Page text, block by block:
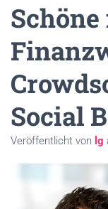
Schöne
Social
Veröffentlicht von lg